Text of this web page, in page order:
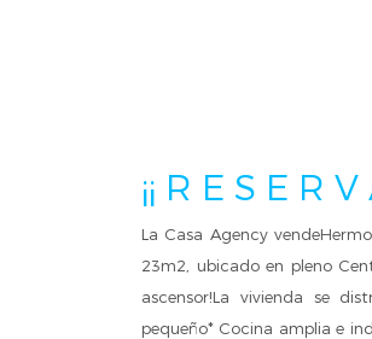
¡¡ R E S E R
La Casa Agency
23m2, ubicado en pleno
ascensor!La vivienda se
pequeño* Cocina amplia e